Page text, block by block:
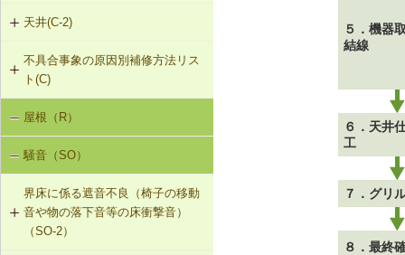
G-2-309 注入口付アンカーピンニン
グ工法
ル）
G-2-313 注入口付アンカーピンニン
C-1-701 天井下地材・仕上材の張替
え
天井(C-2)
C-2-001 天井仕上材の張替え
不具合事象の原因別補修方法リス
ト(C)
天井のたわみ（C-1）
屋根（R）
騒音（SO）
界床に係る遮音不良（椅子の移動
音や物の落下音等の床衝撃音）
（SO-2）
５．機器
結線
６．天井
工
７．グリ
８．最終